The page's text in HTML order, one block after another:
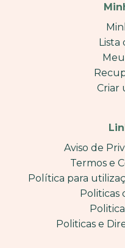
Lista
Criar
Aviso de
Termos e
Política para
Politicas
Politicas e